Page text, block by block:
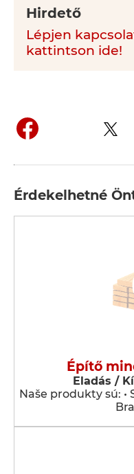
Hirdető
Lépjen
kattintson ide!
Érdekelhetné
Építő
Eladás /
Naše produkty sú: •